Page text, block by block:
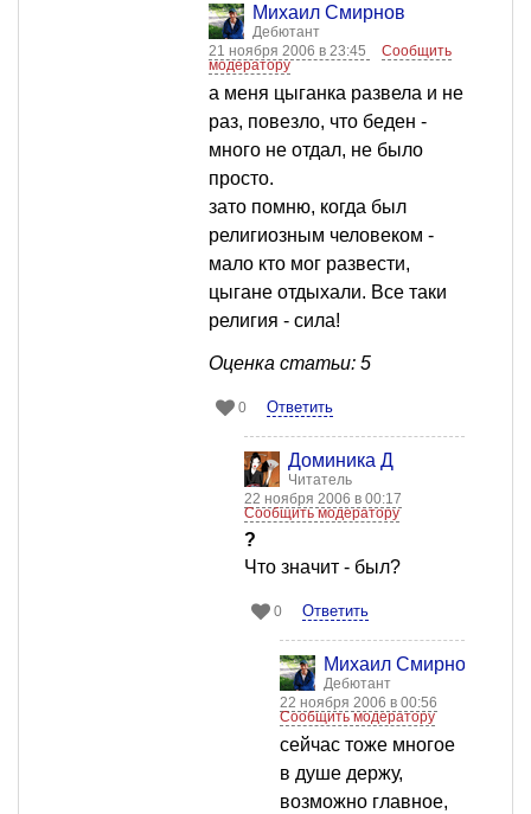
Михаил Смирнов
Дебютант
21 ноября 2006 в 23:45
Сообщить
модератору
а меня цыганка развела и не
раз, повезло, что беден -
много не отдал, не было
просто.
зато помню, когда был
религиозным человеком -
мало кто мог развести,
цыгане отдыхали. Все таки
религия - сила!
Оценка статьи: 5
0 Ответить
Доминика Д
Читатель
22 ноября 2006 в 00:17
Сообщить модератору
?
Что значит - был?
0 Ответить
Михаил Смирнов
Дебютант
22 ноября 2006 в 00:56
Сообщить модератору
сейчас тоже многое
в душе держу,
возможно главное,